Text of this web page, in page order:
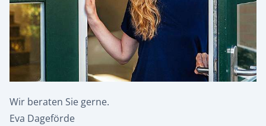
Wir beraten Sie gerne.
Eva Dageförde